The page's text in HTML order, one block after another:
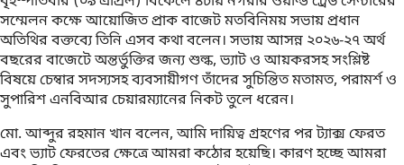
সম্মেলন কক্ষে আয়োজিত প্রাক বাজেট মতবিনিময় সভায় প্রধান
অতিথির বক্তব্যে তিনি এসব কথা বলেন। সভায় আসন্ন ২০২৬-২৭ অর্থ
বছরের বাজেটে অন্তর্ভুক্তির জন্য শুল্ক, ভ্যাট ও আয়করসহ সংশ্লিষ্ট
বিষয়ে চেম্বার সদস্যসহ ব্যবসায়ীগণ তাঁদের সুচিন্তিত মতামত, পরামর্শ ও
সুপারিশ এনবিআর চেয়ারম্যানের নিকট তুলে ধরেন।
মো. আব্দুর রহমান খান বলেন, আমি দায়িত্ব গ্রহণের পর ট্যাক্স ফেরত
এবং ভ্যাট ফেরতের ক্ষেত্রে আমরা কঠোর হয়েছি। কারণ হচ্ছে আমরা